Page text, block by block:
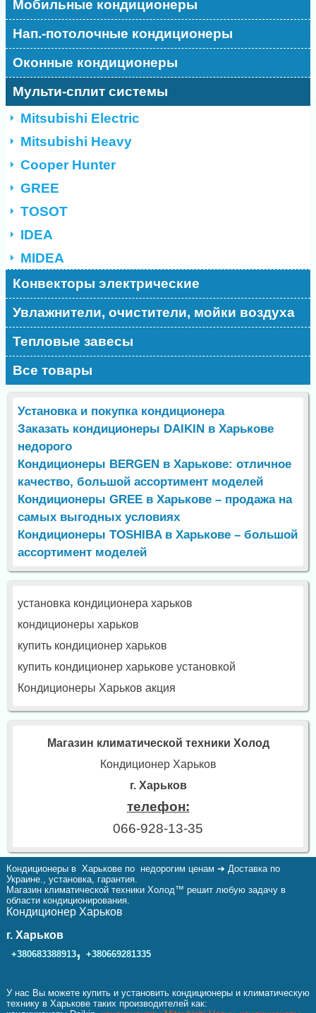
Мобильные кондиционеры
Нап.-потолочные кондиционеры
Оконные кондиционеры
Мульти-сплит системы
Mitsubishi Electric
Mitsubishi Heavy
Cooper Hunter
GREE
TOSOT
IDEA
MIDEA
Конвекторы электрические
Увлажнители, очистители, мойки воздуха
Тепловые завесы
Все товары
Установка и покупка кондиционера
Заказать кондиционеры DAIKIN в Харькове
недорого
Кондиционеры BERGEN в Харькове: отличное
качество, большой ассортимент моделей
Кондиционеры GREE в Харькове – продажа на
самых выгодных условиях
Кондиционеры TOSHIBA в Харькове – большой
ассортимент моделей
установка кондиционера харьков
кондиционеры харьков
купить кондиционер харьков
купить кондиционер харькове установкой
Кондиционеры Харьков акция
Магазин климатической техники Холод
Кондиционер Харьков
г. Харьков
телефон:
066-928-13-35
Кондиционеры в Харькове по недорогим ценам ➔ Доставка по
Украине., установка, гарантия.
Магазин климатической техники Холод™ решит любую задачу в
области кондиционирования.
Кондиционер Харьков
г. Харьков
+380683388913, +380669281335
У нас Вы можете купить и установить кондиционеры и климатическую
технику в Харькове таких производителей как: